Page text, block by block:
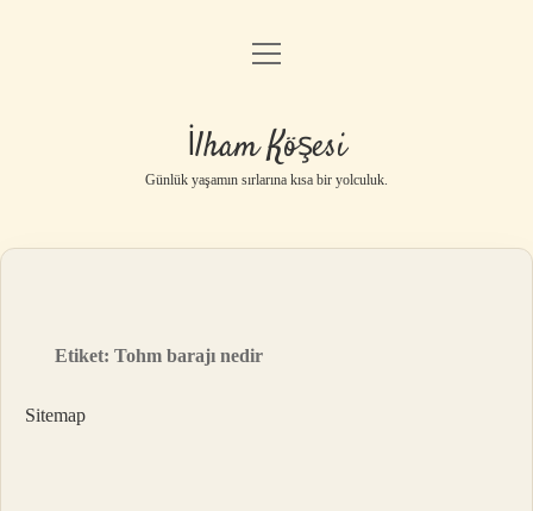
Anasayfa
Yasal Uyarı
menüyü
İlham Köşesi
Günlük yaşamın sırlarına kısa bir yolculuk.
Etiket:Tohm barajı nedir
Sitemap